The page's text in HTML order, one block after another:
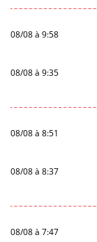
08/08 à 9:58
08/08 à 9:35
08/08 à 8:51
08/08 à 8:37
08/08 à 7:47